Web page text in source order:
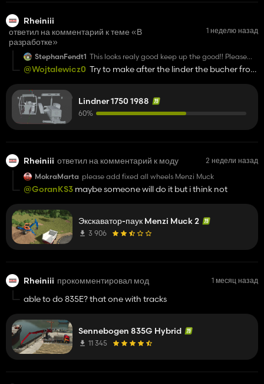
Rheiniii
ответил на комментарий к теме «В
разработке»
1 неделю назад
StephanFendt1 This looks realy good keep up the good!! Please
more Lindner and Steyr mods if you have Time!!!!
😃🤩🤩
@Wojtalewicz0 Try to make after the linder the bucher from
real sound from fs13 orgnial one
Lindner 1750 1988
60%
Rheiniii ответил на комментарий к моду
2 недели назад
MokraMarta please add fixed all wheels Menzi Muck
@GoranKS3 maybe someone will do it but i think not
Экскаватор-паук Menzi Muck 2
3 906
Rheiniii прокомментировал мод 1 месяц назад
able to do 835E? that one with tracks
Sennebogen 835G Hybrid
11 345